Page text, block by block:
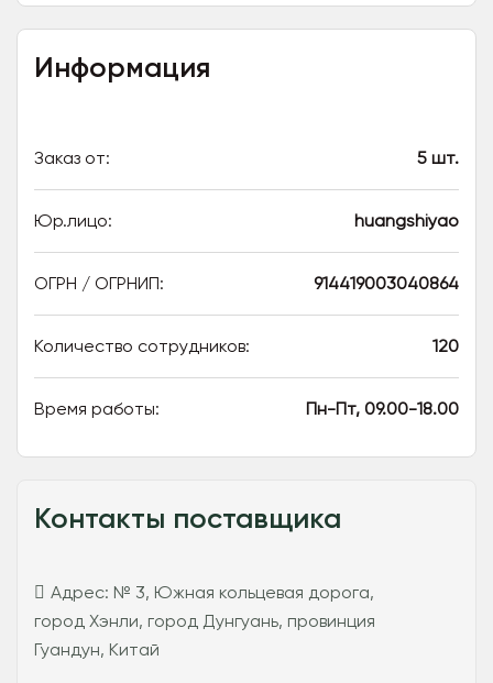
Информация
Заказ от: 5 шт.
Юр.лицо: huangshiyao
ОГРН / ОГРНИП: 914419003040864
Количество сотрудников: 120
Время работы: Пн-Пт, 09.00-18.00
Контакты поставщика
Адрес: № 3, Южная кольцевая дорога,
город Хэнли, город Дунгуань, провинция
Гуандун, Китай